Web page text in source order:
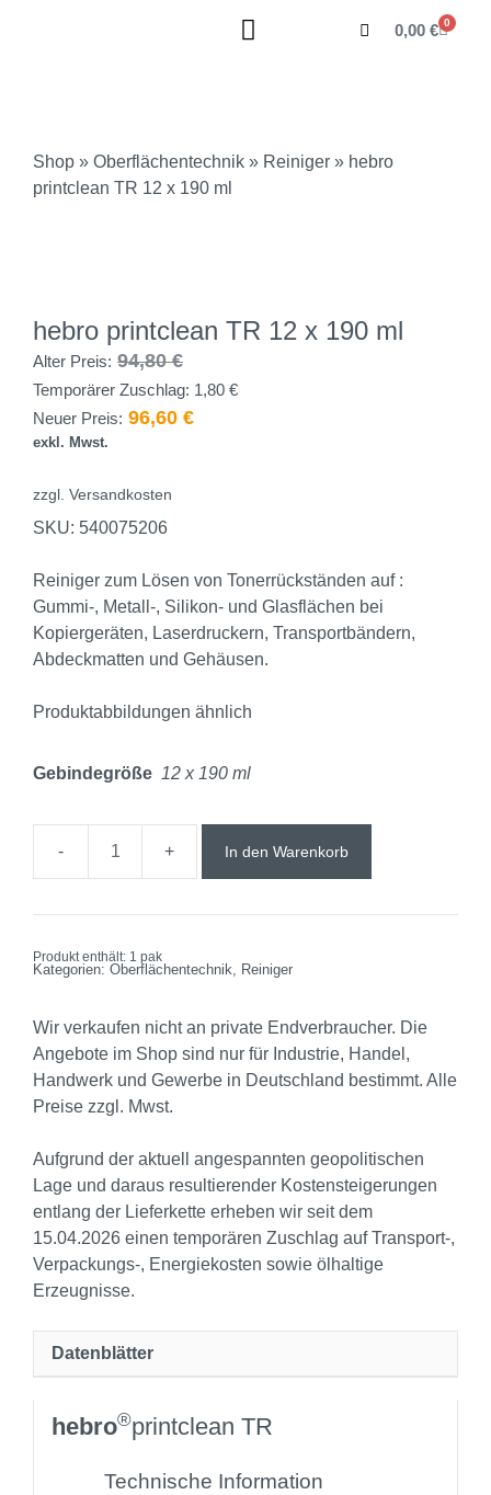
0,00 € 0
Shop » Oberflächentechnik » Reiniger » hebro
printclean TR 12 x 190 ml
hebro printclean TR 12 x 190 ml
Alter Preis: 94,80€
Temporärer Zuschlag: 1,80 €
Neuer Preis: 96,60 €
exkl. Mwst.
zzgl. Versandkosten
SKU: 540075206
Reiniger zum Lösen von Tonerrückständen auf :
Gummi-, Metall-, Silikon- und Glasflächen bei
Kopiergeräten, Laserdruckern, Transportbändern,
Abdeckmatten und Gehäusen.
Produktabbildungen ähnlich
Gebindegröße 12 x 190 ml
In den Warenkorb
Produkt enthält: 1 pak
Kategorien: Oberflächentechnik, Reiniger
Wir verkaufen nicht an private Endverbraucher. Die
Angebote im Shop sind nur für Industrie, Handel,
Handwerk und Gewerbe in Deutschland bestimmt. Alle
Preise zzgl. Mwst.
Aufgrund der aktuell angespannten geopolitischen
Lage und daraus resultierender Kostensteigerungen
entlang der Lieferkette erheben wir seit dem
15.04.2026 einen temporären Zuschlag auf Transport‑,
Verpackungs‑, Energiekosten sowie ölhaltige
Erzeugnisse.
Datenblätter
hebro®printclean TR
Technische Information